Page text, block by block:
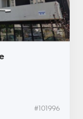
#101996